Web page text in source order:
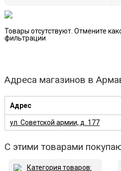
Товары отсутствуют. Отмените
фильтрации
Адреса магазинов в
Адрес
ул. Советской армии, д. 177
С этими товарами